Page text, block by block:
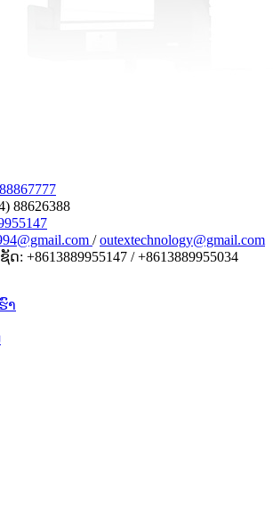
88626388
/ outextechnology@gmail.com
ດ: +8613889955147 / +8613889955034
າ